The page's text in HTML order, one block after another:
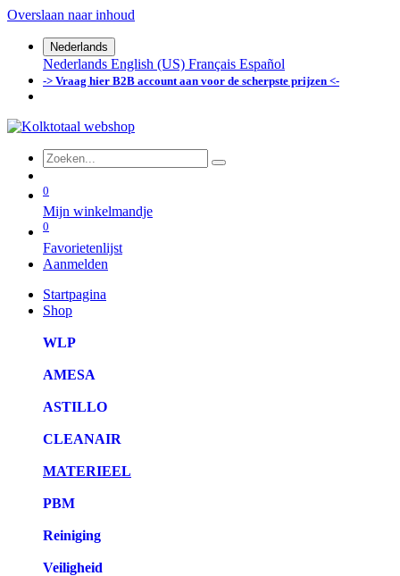
Overslaan naar inhoud
Nederlands
Nederlands English (US) Français Español
-> Vraag hier B2B account aan voor de scherpste prijzen <-
0
Mijn winkelmandje
0
Favorietenlijst
Aanmelden
Startpagina
Shop
WLP
AMESA
ASTILLO
CLEANAIR
MATERIEEL
PBM
Reiniging
Veiligheid